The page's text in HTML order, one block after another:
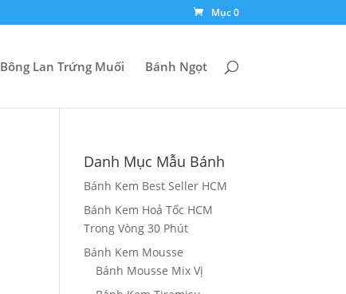
Mục 0
Bông Lan Trứng Muối Bánh Ngọt
Danh Mục Mẫu Bánh
Bánh Kem Best Seller HCM
Bánh Kem Hoả Tốc HCM
Trong Vòng 30 Phút
Bánh Kem Mousse
Bánh Mousse Mix Vị